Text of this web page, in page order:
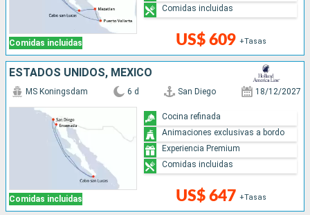
Comidas incluidas US$ 609 +Tasas
Comidas incluidas
ESTADOS UNIDOS, MÉXICO
Comidas incluidas
MS Koningsdam 6 d San Diego 18/12/2027
US$ 647 +Tasas
Cocina refinada
Animaciones exclusivas a bordo
Experiencia Premium
Comidas incluidas